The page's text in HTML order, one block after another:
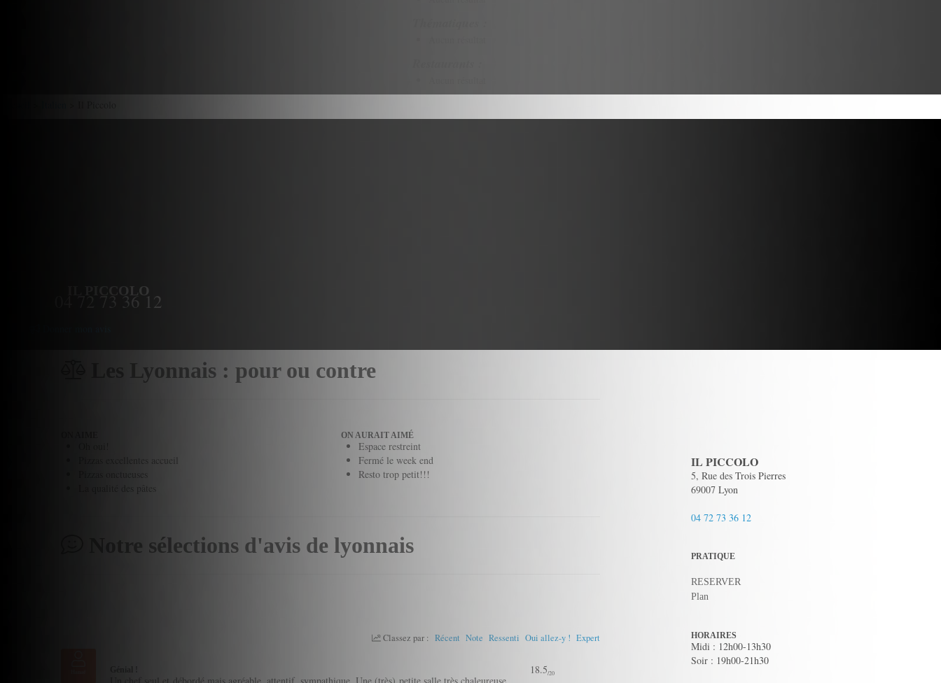
IL PICCOLO
04 72 73 36 12
Les Lyonnais : pour ou contre
Pizzas excellentes accueil
La qualité des pâtes
ON AURAIT AIMÉ
Espace restreint
Fermé le week end
Resto trop petit!!!
Notre sélections d'avis de lyonnais
Classez par : Récent Note Ressenti Oui allez-y ! Expert
18.5/20
IL PICCOLO
5, Rue des Trois Pierres
69007 Lyon
04 72 73 36 12
PRATIQUE
RESERVER
Plan
HORAIRES
Midi : 12h00-13h30
Soir : 19h00-21h30